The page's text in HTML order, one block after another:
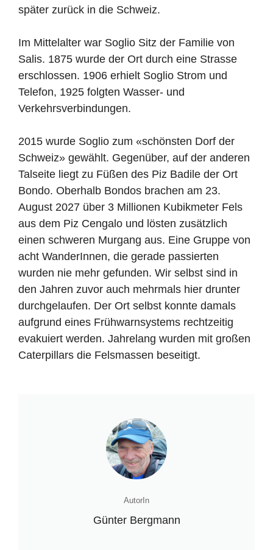
später zurück in die Schweiz.
Im Mittelalter war Soglio Sitz der Familie von
Salis. 1875 wurde der Ort durch eine Strasse
erschlossen. 1906 erhielt Soglio Strom und
Telefon, 1925 folgten Wasser- und
Verkehrsverbindungen.
2015 wurde Soglio zum «schönsten Dorf der
Schweiz» gewählt. Gegenüber, auf der anderen
Talseite liegt zu Füßen des Piz Badile der Ort
Bondo. Oberhalb Bondos brachen am 23.
August 2027 über 3 Millionen Kubikmeter Fels
aus dem Piz Cengalo und lösten zusätzlich
einen schweren Murgang aus. Eine Gruppe von
acht WanderInnen, die gerade passierten
wurden nie mehr gefunden. Wir selbst sind in
den Jahren zuvor auch mehrmals hier drunter
durchgelaufen. Der Ort selbst konnte damals
aufgrund eines Frühwarnsystems rechtzeitig
evakuiert werden. Jahrelang wurden mit großen
Caterpillars die Felsmassen beseitigt.
AutorIn
Günter Bergmann